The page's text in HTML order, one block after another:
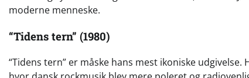
moderne menneske.
“Tidens tern” (1980)
“Tidens tern” er måske hans mest ikoniske